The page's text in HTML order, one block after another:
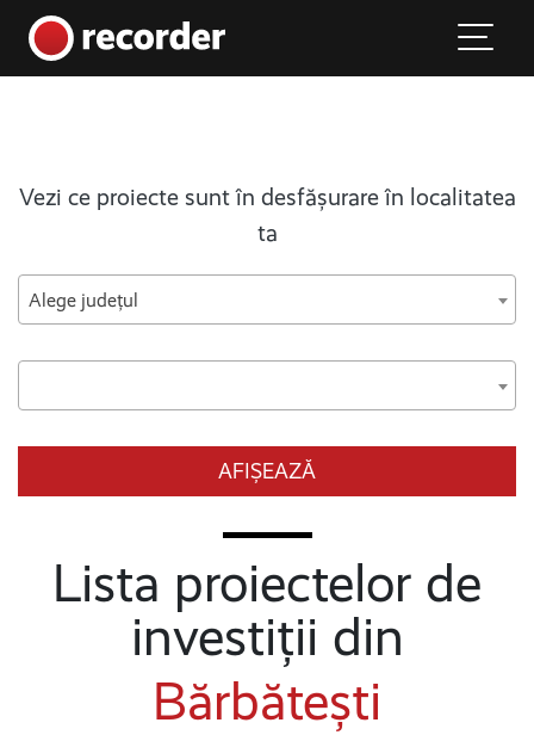
Main Navigation
Vezi ce proiecte sunt în desfășurare în localitatea
ta
Alege județul
AFIȘEAZĂ
Lista proiectelor de
investiții din
Bărbătești